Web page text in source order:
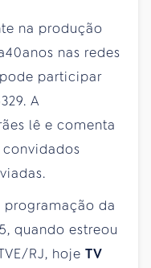
na produção
nas redes
participar
A
lê e comenta
convidados
programação da
quando estreou
RJ, hoje TV